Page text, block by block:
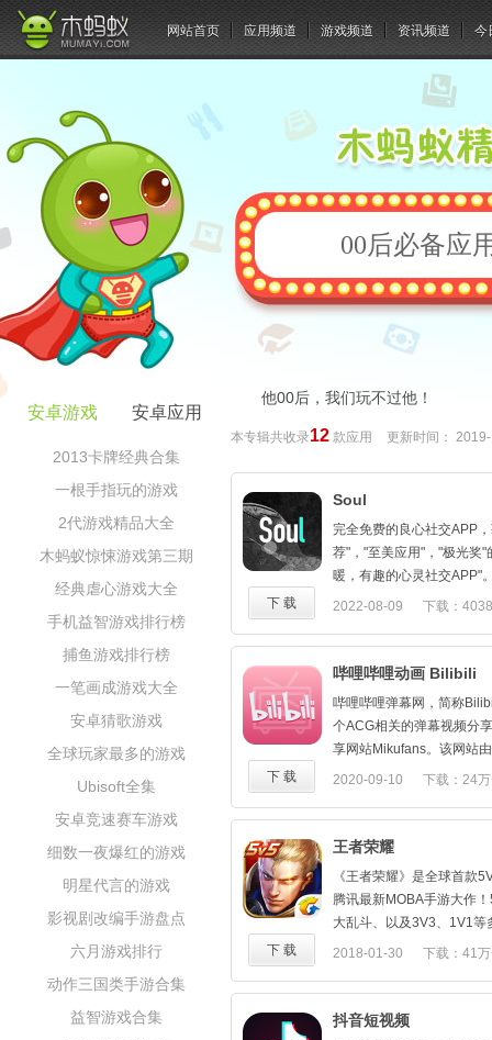
网站首页 应用频道 游戏频道 资讯频道 今
00后必备应
安卓游戏 安卓应用
2013卡牌经典合集
一根手指玩的游戏
2代游戏精品大全
木蚂蚁惊悚游戏第三期
经典虐心游戏大全
手机益智游戏排行榜
捕鱼游戏排行榜
一笔画成游戏大全
安卓猜歌游戏
全球玩家最多的游戏
Ubisoft全集
安卓竞速赛车游戏
细数一夜爆红的游戏
明星代言的游戏
影视剧改编手游盘点
六月游戏排行
动作三国类手游合集
益智游戏合集
他00后，我们玩不过他！
本专辑共收录12 款应用 更新时间：
Soul
完全免费的良心社交APP
荐"，"至美应用"，"极光奖"
暖，有趣的心灵社交APP"
无顾虑的诉说心情，遇见
爵士乐手胡莎莎（Apple）
里巴巴影业制片人都强烈
时下超火的弱关系社交，
试"，来找到心灵相通的小
法，秒推最能懂你的陌生
可能找到Soulmate哦！！
功能介绍：
伴侣。
2.星球－ 深情把玩3D星球
3.私密blog － 微信微博上
案，而恰巧有陌生人在意。
使用场景：
说话
·有趣的你，只想找个和自
2022-08-09 下载：
107.63M
下 载
哔哩哔哩动画 Bilibili
哔哩哔哩弹幕网，简称
个ACG相关的弹幕视频分
享网站Mikufans。该网站
友“⑨bishi”于2009年6月
是为用户提供一个稳定的
站于2010年1月24日更名
哔哩哔哩弹幕网是一家以
Comic、Game）为主题
他国内的视频网站最大的
实时评论功能，是中国大
网站。
日本电视台的深夜动画，
2020-09-10 下载：24
下 载
王者荣耀
《王者荣耀》是全球首款
腾讯最新MOBA手游大作
大乱斗、以及3V3、1V1等
竞技尽享快感！海量英雄
者！操作简单易上手，一
典体验！实力操作公平对
2018-01-30 下载：41
1617.73M
下 载
抖音短视频